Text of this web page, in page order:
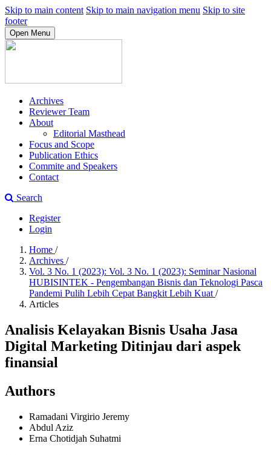
Skip to main content Skip to main navigation menu Skip to site
footer
Open Menu
Archives
Reviewer Team
About
Editorial Masthead
Focus and Scope
Publication Ethics
Commite and Speakers
Contact
Search
Register
Login
Home /
Archives /
Vol. 3 No. 1 (2023): Vol. 3 No. 1 (2023): Seminar Nasional
HUBISINTEK - Pengembangan Bisnis dan Teknologi Pasca
Pandemi Pulih Lebih Cepat Bangkit Lebih Kuat /
Articles
Analisis Kelayakan Bisnis Usaha Jasa
Digital Marketing Ditinjau dari aspek
finansial
Authors
Ramadani Virgirio Jeremy
Abdul Aziz
Erna Chotidjah Suhatmi